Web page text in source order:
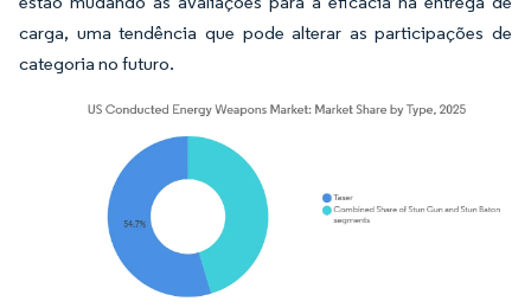
carga, uma tendência que pode alterar as participações de
categoria no futuro.